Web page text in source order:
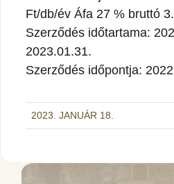
Ft/db/év Áfa 27 % bruttó
Szerződés időtartama:
2023.01.31.
Szerződés időpontja:
2023. JANUÁR 18.